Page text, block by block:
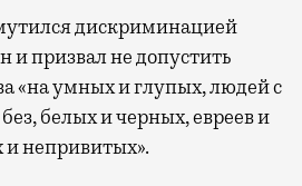
дискриминацией
и призвал не допустить
«на умных и глупых, людей с
белых и черных, евреев и
и непривитых».